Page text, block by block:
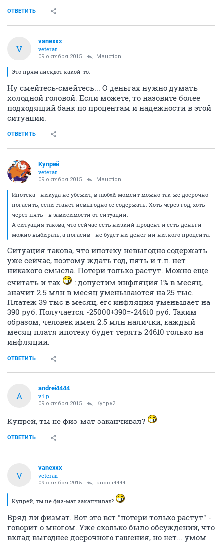
ОТВЕТИТЬ
V
vanexxx
veteran
09 октября 2015 Mauction
Это прям анекдот какой-то.
Ну смейтесь-смейтесь... О деньгах нужно думать
холодной головой. Если можете, то назовите более
подходящий банк по процентам и надежности в этой
ситуации.
ОТВЕТИТЬ
Купрей
veteran
09 октября 2015 Mauction
Ипотека - никуда не убежит, в любой момент можно так-же досрочно
погасить, если станет невыгодно её содержать. Хоть через год, хоть
через пять - в зависимости от ситуации.
А ситуация такова, что сейчас есть низкий процент и есть деньги -
можно выбирать, а погасив - не будет ни денег ни низкого процента.
Ситуация такова, что ипотеку невыгодно содержать
уже сейчас, поэтому ждать год, пять и т.п. нет
никакого смысла. Потери только растут. Можно еще
считать и так
: допустим инфляция 1% в месяц,
значит 2.5 млн в месяц уменьшаются на 25 тыс.
Платеж 39 тыс в месяц, его инфляция уменьшает на
390 руб. Получается -25000+390=-24610 руб. Таким
образом, человек имея 2.5 млн налички, каждый
месяц платя ипотеку будет терять 24610 только на
инфляции.
ОТВЕТИТЬ
A
andrei4444
v.i.p.
09 октября 2015 Купрей
Купрей, ты не физ-мат заканчивал?
ОТВЕТИТЬ
V
vanexxx
veteran
09 октября 2015 andrei4444
Купрей, ты не физ-мат заканчивал?
Вряд ли физмат. Вот это вот "потери только растут" -
говорит о многом. Уже сколько было обсуждений, что
вклад выгоднее досрочного гашения, но нет... умом